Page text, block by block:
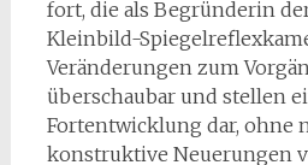
fort, die als Begründerin
Kleinbild-
Veränderungen zum
überschaubar und stellen
Fortentwicklung dar, ohne
konstruktive Neuerungen